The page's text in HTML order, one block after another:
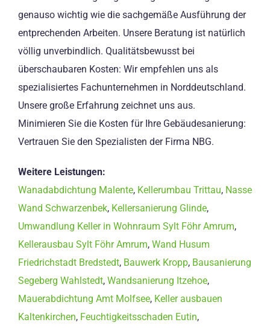
genauso wichtig wie die sachgemäße Ausführung der
entprechenden Arbeiten. Unsere Beratung ist natürlich
völlig unverbindlich. Qualitätsbewusst bei
überschaubaren Kosten: Wir empfehlen uns als
spezialisiertes Fachunternehmen in Norddeutschland.
Unsere große Erfahrung zeichnet uns aus.
Minimieren Sie die Kosten für Ihre Gebäudesanierung:
Vertrauen Sie den Spezialisten der Firma NBG.
Weitere Leistungen:
Wanadabdichtung Malente, Kellerumbau Trittau, Nasse
Wand Schwarzenbek, Kellersanierung Glinde,
Umwandlung Keller in Wohnraum Sylt Föhr Amrum,
Kellerausbau Sylt Föhr Amrum, Wand Husum
Friedrichstadt Bredstedt, Bauwerk Kropp, Bausanierung
Segeberg Wahlstedt, Wandsanierung Itzehoe,
Mauerabdichtung Amt Molfsee, Keller ausbauen
Kaltenkirchen, Feuchtigkeitsschaden Eutin,